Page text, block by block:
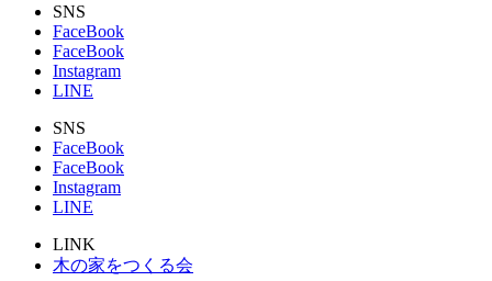
SNS
FaceBook
FaceBook
Instagram
LINE
SNS
FaceBook
FaceBook
Instagram
LINE
LINK
木の家をつくる会